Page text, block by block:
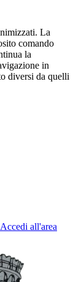
La
comando
la
in
diversi da quelli
Accedi all'area